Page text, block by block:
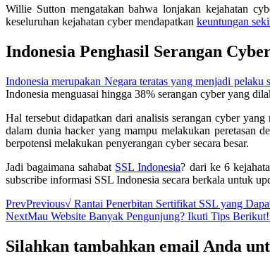
Willie Sutton mengatakan bahwa lonjakan kejahatan
keseluruhan kejahatan cyber mendapatkan keuntungan
Indonesia Penghasil Serangan
Indonesia merupakan Negara teratas yang menjadi pelaku
Indonesia menguasai hingga 38% serangan cyber yang
Hal tersebut didapatkan dari analisis serangan cyber
dalam dunia hacker yang mampu melakukan peretasan
berpotensi melakukan penyerangan cyber secara besar.
Jadi bagaimana sahabat SSL Indonesia? dari ke 6
subscribe informasi SSL Indonesia secara berkala untuk
PrevPrevious√ Rantai Penerbitan Sertifikat SSL yang
NextMau Website Banyak Pengunjung? Ikuti Tips Berikut!
Silahkan tambahkan email Anda